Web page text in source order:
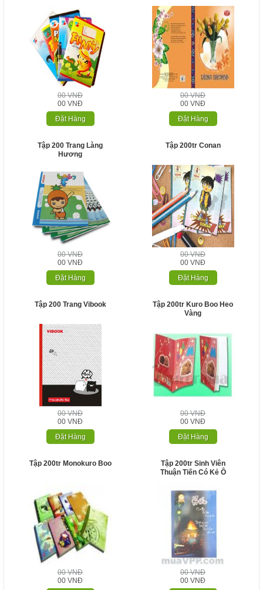
00 VNĐ
00 VNĐ
Đặt Hàng
00 VNĐ
00 VNĐ
Đặt Hàng
Tập 200 Trang Làng
Hương
00 VNĐ
00 VNĐ
Đặt Hàng
Tập 200tr Conan
00 VNĐ
00 VNĐ
Đặt Hàng
Tập 200 Trang Vibook
00 VNĐ
00 VNĐ
Đặt Hàng
Tập 200tr Kuro Boo Heo
Vàng
00 VNĐ
00 VNĐ
Đặt Hàng
Tập 200tr Monokuro Boo
00 VNĐ
00 VNĐ
Tập 200tr Sinh Viên
Thuận Tiến Có Kẻ Ô
00 VNĐ
00 VNĐ